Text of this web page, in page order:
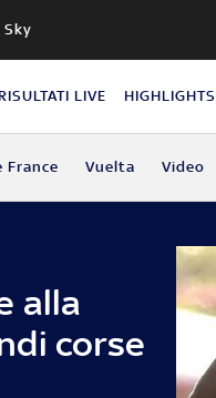
RISULTATI LIVE HIGHLIGHTS
France Vuelta Video
alla
corse